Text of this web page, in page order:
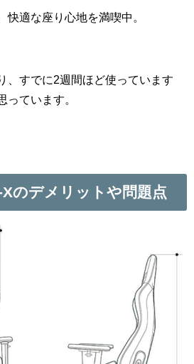
快適な座り心地を満喫中。
、すでに2週間ほど使っています
っています。
のデメリットや問題点